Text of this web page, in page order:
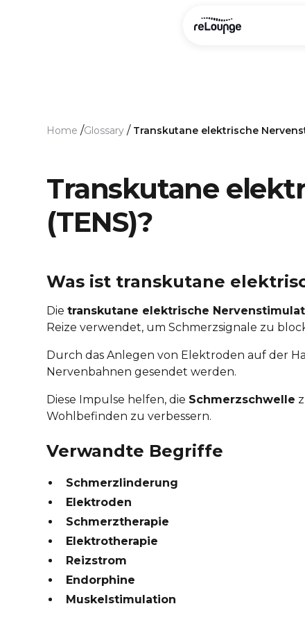
Home /Glossary / Transkutane elektrische
Transkutane
(TENS)?
Was ist transkutane
Dietranskutane elektrische
Reize verwendet, um Schmerzsignale zu
Durch das Anlegen von Elektroden auf der
Nervenbahnen gesendet werden.
Diese Impulse helfen, die Schmerzschwelle
Wohlbefinden zu verbessern.
Verwandte Begriffe
Schmerzlinderung
Elektroden
Schmerztherapie
Elektrotherapie
Reizstrom
Endorphine
Muskelstimulation